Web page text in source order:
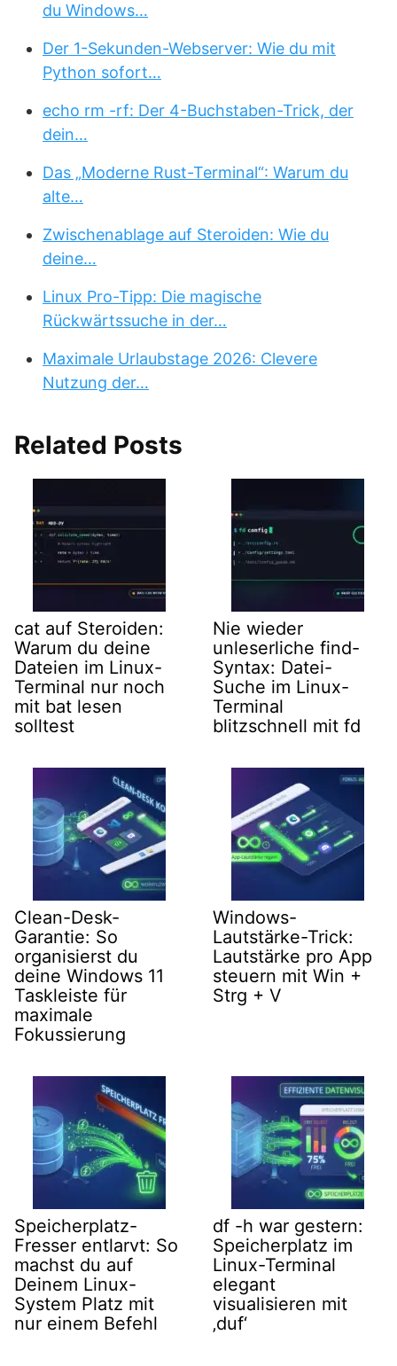
du Windows…
Der 1-Sekunden-Webserver: Wie du mit
Python sofort…
echo rm -rf: Der 4-Buchstaben-Trick, der
dein…
Das „Moderne Rust-Terminal“: Warum du
alte…
Zwischenablage auf Steroiden: Wie du
deine…
Linux Pro-Tipp: Die magische
Rückwärtssuche in der…
Maximale Urlaubstage 2026: Clevere
Nutzung der…
Related Posts
cat auf Steroiden:
Warum du deine
Dateien im Linux-
Terminal nur noch
mit bat lesen
solltest
Nie wieder
unleserliche find-
Syntax: Datei-
Suche im Linux-
Terminal
blitzschnell mit fd
Clean-Desk-
Garantie: So
organisierst du
deine Windows 11
Taskleiste für
maximale
Fokussierung
Windows-
Lautstärke-Trick:
Lautstärke pro App
steuern mit Win +
Strg + V
Speicherplatz-
Fresser entlarvt: So
machst du auf
Deinem Linux-
System Platz mit
nur einem Befehl
df -h war gestern:
Speicherplatz im
Linux-Terminal
elegant
visualisieren mit
‚duf‘